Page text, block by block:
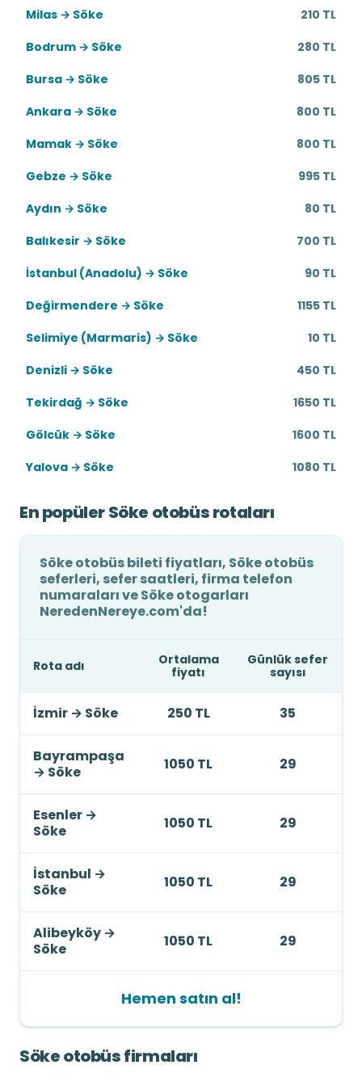
Milas → Söke
210 TL
Bodrum → Söke
280 TL
Bursa → Söke
805 TL
Ankara → Söke
800 TL
Mamak → Söke
800 TL
Gebze → Söke
995 TL
Aydın → Söke
80 TL
Balıkesir → Söke
700 TL
İstanbul (Anadolu) → Söke
90 TL
Değirmendere → Söke
1155 TL
Selimiye (Marmaris) → Söke
10 TL
Denizli → Söke
450 TL
Tekirdağ → Söke
1650 TL
Gölcük → Söke
1600 TL
Yalova → Söke
1080 TL
En popüler Söke otobüs rotaları
Söke otobüs bileti fiyatları, Söke otobüs
seferleri, sefer saatleri, firma telefon
numaraları ve Söke otogarları
NeredenNereye.com'da!
Rota adı
Ortalama
fiyatı
Günlük sefer
sayısı
İzmir → Söke 250 TL 35
Bayrampaşa
→ Söke 1050 TL 29
Esenler →
Söke
1050 TL 29
İstanbul →
Söke
1050 TL 29
Alibeyköy →
Söke
1050 TL 29
Hemen satın al!
Söke otobüs firmaları